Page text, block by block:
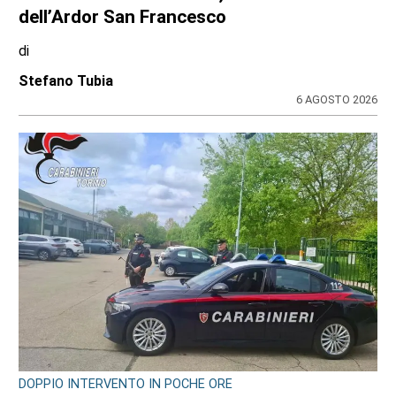
dell’Ardor San Francesco
di
Stefano Tubia
6 AGOSTO 2026
DOPPIO INTERVENTO IN POCHE ORE